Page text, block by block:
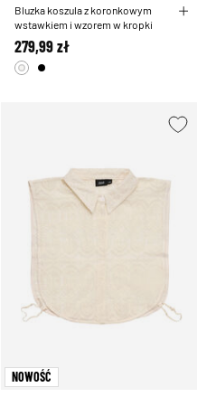
Bluzka koszula z koronkowym
wstawkiem i wzorem w kropki
279,99 zł
NOWOŚĆ